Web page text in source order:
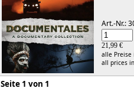
Art.-Nr.:
21,99 €
alle
all prices
Seite 1 von 1